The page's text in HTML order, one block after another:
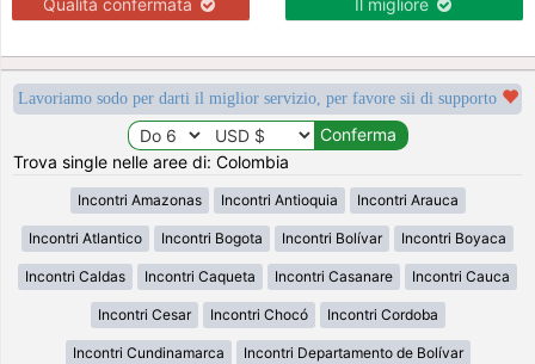
Lavoriamo sodo per darti il miglior servizio, per favore sii di supporto
Trova single nelle aree di: Colombia
Incontri Amazonas Incontri Antioquia Incontri Arauca
Incontri Atlantico Incontri Bogota Incontri Bolívar Incontri Boyaca
Incontri Caldas Incontri Caqueta Incontri Casanare Incontri Cauca
Incontri Cesar Incontri Chocó Incontri Cordoba
Incontri Cundinamarca Incontri Departamento de Bolívar